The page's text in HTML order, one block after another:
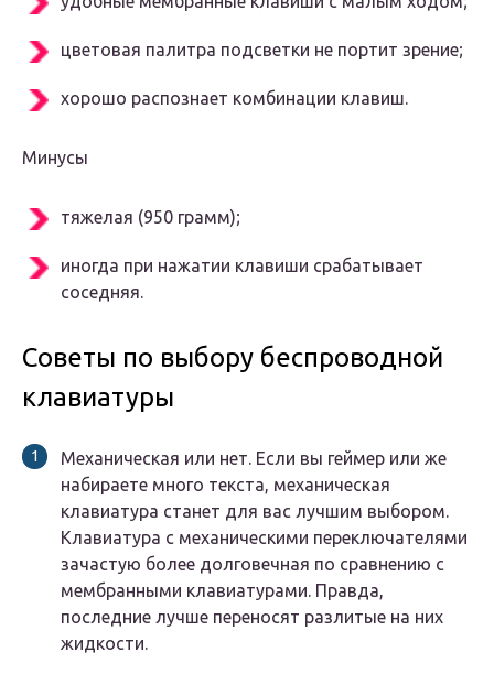
цветовая палитра подсветки не портит зрение;
хорошо распознает комбинации клавиш.
Минусы
тяжелая (950 грамм);
иногда при нажатии клавиши срабатывает
соседняя.
Советы по выбору беспроводной
клавиатуры
Механическая или нет. Если вы геймер или же
набираете много текста, механическая
клавиатура станет для вас лучшим выбором.
Клавиатура с механическими переключателями
зачастую более долговечная по сравнению с
мембранными клавиатурами. Правда,
последние лучше переносят разлитые на них
жидкости.